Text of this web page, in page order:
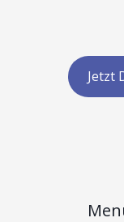
Jetzt